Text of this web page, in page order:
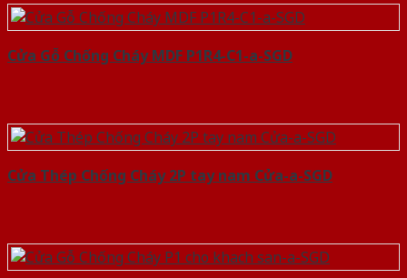
Cửa Gỗ Chống Cháy MDF P1R4-C1-a-SGD
Cửa Thép Chống Cháy 2P tay nam Cửa-a-SGD